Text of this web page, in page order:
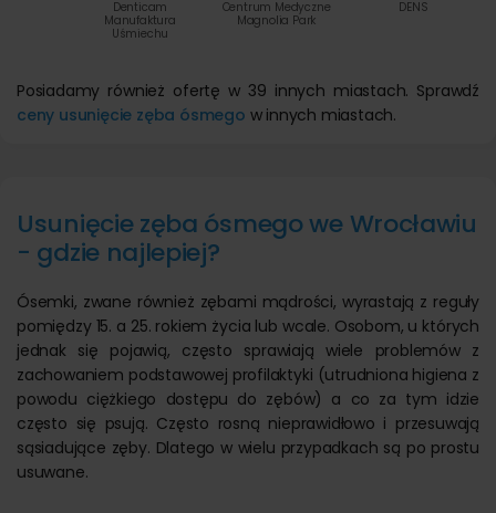
Denticam
Manufaktura
Uśmiechu
Centrum Medyczne
Magnolia Park
DENS
Posiadamy również ofertę w 39 innych miastach. Sprawdź
ceny usunięcie zęba ósmego w innych miastach.
Usunięcie zęba ósmego we Wrocławiu
- gdzie najlepiej?
Ósemki, zwane również zębami mądrości, wyrastają z reguły
pomiędzy 15. a 25. rokiem życia lub wcale. Osobom, u których
jednak się pojawią, często sprawiają wiele problemów z
zachowaniem podstawowej profilaktyki (utrudniona higiena z
powodu ciężkiego dostępu do zębów) a co za tym idzie
często się psują. Często rosną nieprawidłowo i przesuwają
sąsiadujące zęby. Dlatego w wielu przypadkach są po prostu
usuwane.